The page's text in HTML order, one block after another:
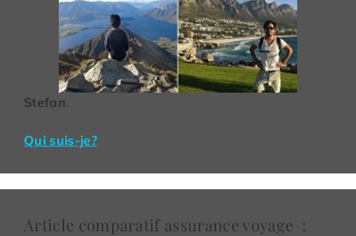
Stefan.
Qui suis-je?
Article comparatif assurance voyage :